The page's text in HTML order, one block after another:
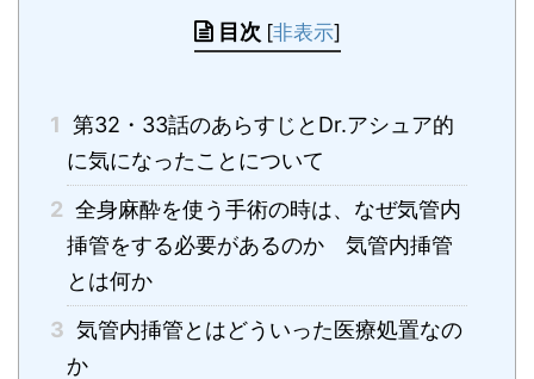
目次 [非表示]
1 第32・33話のあらすじとDr.アシュア的
に気になったことについて
2 全身麻酔を使う手術の時は、なぜ気管内
挿管をする必要があるのか 気管内挿管
とは何か
3 気管内挿管とはどういった医療処置なの
か